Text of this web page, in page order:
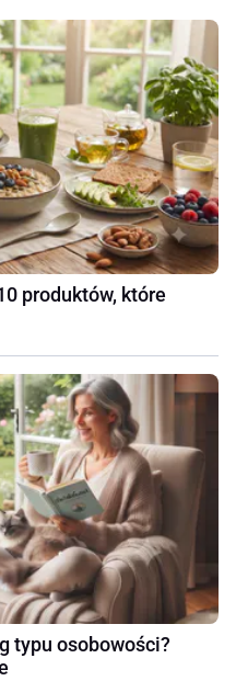
produktów, które
typu osobowości?